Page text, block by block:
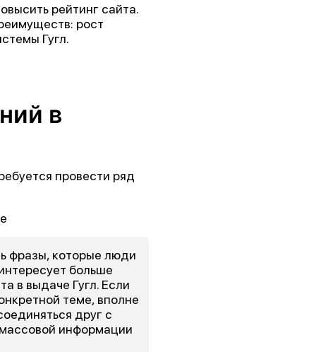
рейтинг сайта.
рост
Гугл.
в
провести ряд
фразы, которые люди
больше
в выдаче Гугл. Если
теме, вполне
друг с
информации